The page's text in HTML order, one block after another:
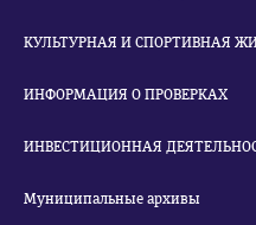
КУЛЬТУРНАЯ И СПОРТИВНАЯ
ИНФОРМАЦИЯ О ПРОВЕРКАХ
ИНВЕСТИЦИОННАЯ
Муниципальные архивы